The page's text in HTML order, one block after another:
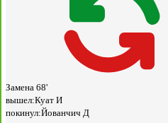
Замена 68'
вышел:Куат И
покинул:Йованчич Д